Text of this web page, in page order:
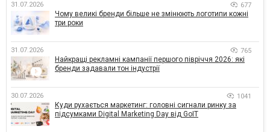
31.07.2026 677
Чому великі бренди більше не змінюють логотипи кожні
три роки
31.07.2026 765
Найкращі рекламні кампанії першого півріччя 2026: які
бренди задавали тон індустрії
30.07.2026 1041
Куди рухається маркетинг: головні сигнали ринку за
підсумками Digital Marketing Day від GoIT